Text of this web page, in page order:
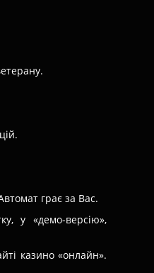
грає за Вас.
у «демо-версію»,
казино «онлайн».